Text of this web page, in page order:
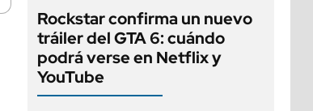
Rockstar confirma un nuevo
tráiler del GTA 6: cuándo
podrá verse en Netflix y
YouTube